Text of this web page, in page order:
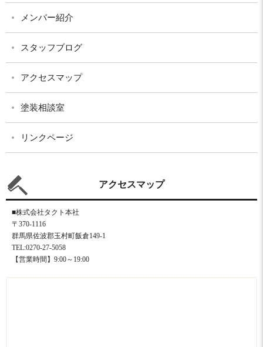
メンバー紹介
スタッフブログ
アクセスマップ
塗装相談室
リンクページ
アクセスマップ
■株式会社タクト本社
〒370-1116
群馬県佐波郡玉村町飯倉149-1
TEL:0270-27-5058
【営業時間】9:00～19:00